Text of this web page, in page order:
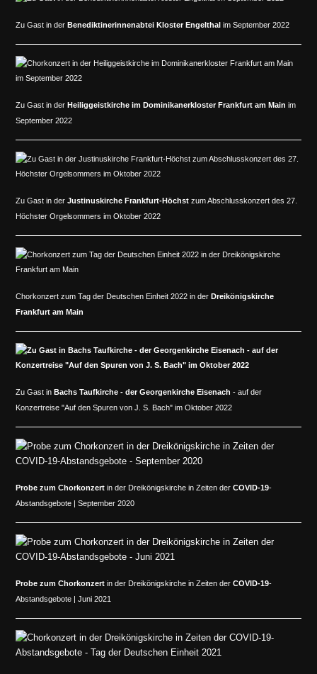
Zu Gast in der Benediktinerinnenabtei Kloster Engelthal im September 2022
Zu Gast in der Heiliggeistkirche im Dominikanerkloster Frankfurt am Main im
September 2022
Zu Gast in der Justinuskirche Frankfurt-Höchst zum Abschlusskonzert des 27.
Höchster Orgelsommers im Oktober 2022
Chorkonzert zum Tag der Deutschen Einheit 2022 in der Dreikönigskirche
Frankfurt am Main
Zu Gast in Bachs Taufkirche - derGeorgenkirche Eisenach - auf der
Konzertreise "Auf den Spuren von J. S. Bach" im Oktober 2022
Probe zum Chorkonzert in der Dreikönigskirche in Zeiten der COVID-19-
Abstandsgebote | September 2020
Probe zum Chorkonzert in der Dreikönigskirche in Zeiten der COVID-19-
Abstandsgebote | Juni 2021